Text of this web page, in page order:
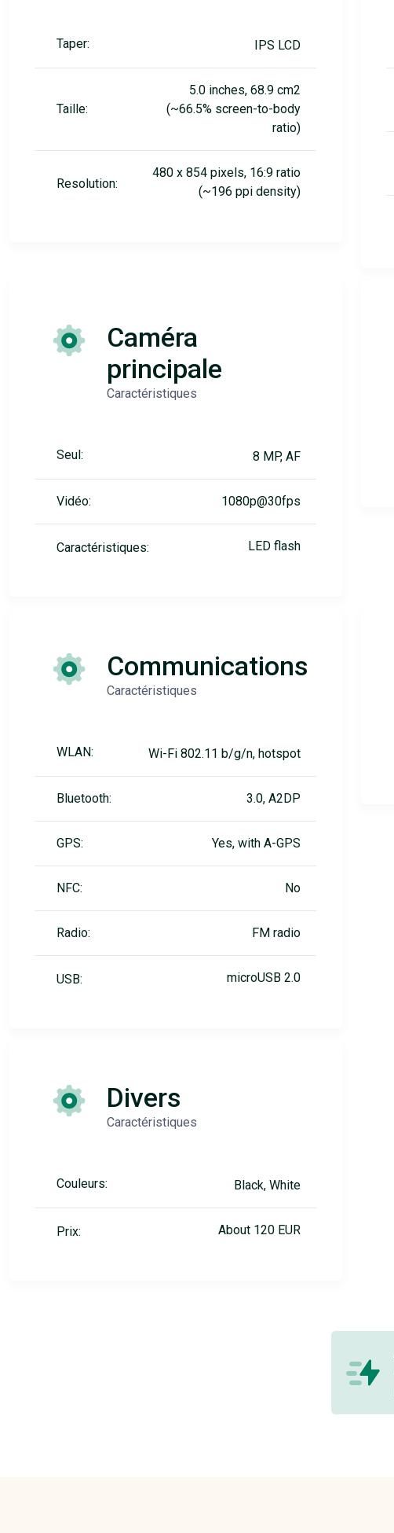
Taper: IPS LCD
Taille:
5.0 inches, 68.9 cm2
(~66.5% screen-to-body
ratio)
Resolution:
480 x 854 pixels, 16:9 ratio
(~196 ppi density)
Caméra
principale
Caractéristiques
Seul: 8 MP, AF
Vidéo: 1080p@30fps
Caractéristiques: LED flash
Communications
Caractéristiques
WLAN: Wi-Fi 802.11 b/g/n, hotspot
Bluetooth: 3.0, A2DP
GPS: Yes, with A-GPS
NFC: No
Radio: FM radio
USB: microUSB 2.0
Divers
Caractéristiques
Couleurs: Black, White
Prix: About 120 EUR